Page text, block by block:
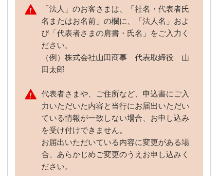
合、補償できない場合があ
ります。
カード発行手数料
代表カードとも。
紛失・盗難（店
頭窓口または電
話での受付分）
または電話での
受付分）
「法人」のお客さまは、「社名・代表者氏
名またはお名前」の欄に、「法人名」およ
び「代表者さまの肩書・氏名」をご入力く
ださい。
（例）株式会社山田商事 代表取締役 山
田太郎
代表者さまや、ご住所など、申込書にご入
力いただいた内容と当行にお届出いただい
ている情報が一致しない場合、お申し込み
を受け付けできません。
お届出いただいている内容に変更がある場
合、あらかじめご変更のうえお申し込みく
ださい。